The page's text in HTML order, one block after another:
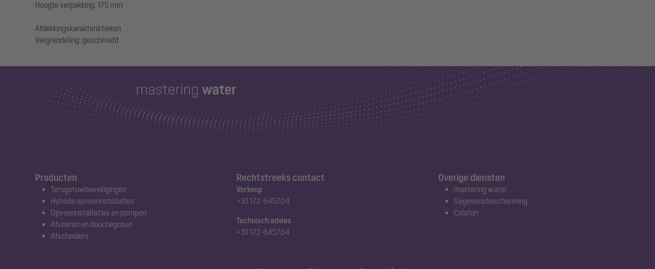
Hoogte verpakking: 175 mm
Afdekkingskarakteristieken
Producten
Terugstuwbeveiligingen
Hybride opvoerinstallaties
Opvoerinstallaties en pompen
Afvoeren en douchegoten
Afscheiders
Rechtstreeks contact
Verkoop
+31 172-645704
Technisch advies
+31 172-645704
Overige diensten
mastering water
Gegevensbescherming
Colofon